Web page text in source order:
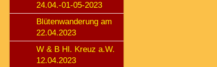
24.04.-01-05-2023
Blütenwanderung am
22.04.2023
W & B Hl. Kreuz a.W.
12.04.2023